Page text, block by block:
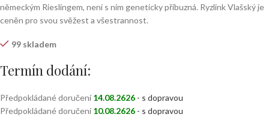
německým Rieslingem, není s ním geneticky příbuzná. Ryzlink Vlašský je
ceněn pro svou svěžest a všestrannost.
99 skladem
Termín dodání:
Předpokládané doručení 14.08.2626 - s dopravou
DOPRAVA FOFR 300Kč
Předpokládané doručení 10.08.2626 - s dopravou